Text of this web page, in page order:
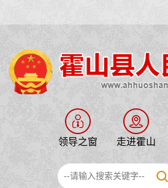
领导之窗 走进霍山